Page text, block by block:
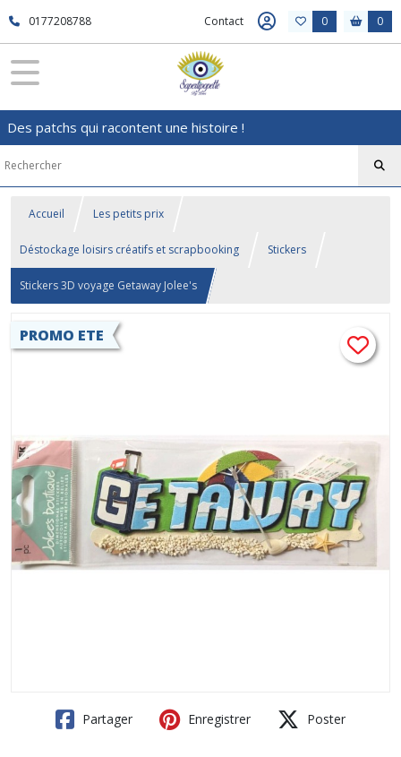
0177208788 Contact 0 0
Des patchs qui racontent une histoire !
Accueil Les petits prix
Déstockage loisirs créatifs et scrapbooking Stickers
Stickers 3D voyage Getaway Jolee's
PROMO ETE
Partager Enregistrer Poster